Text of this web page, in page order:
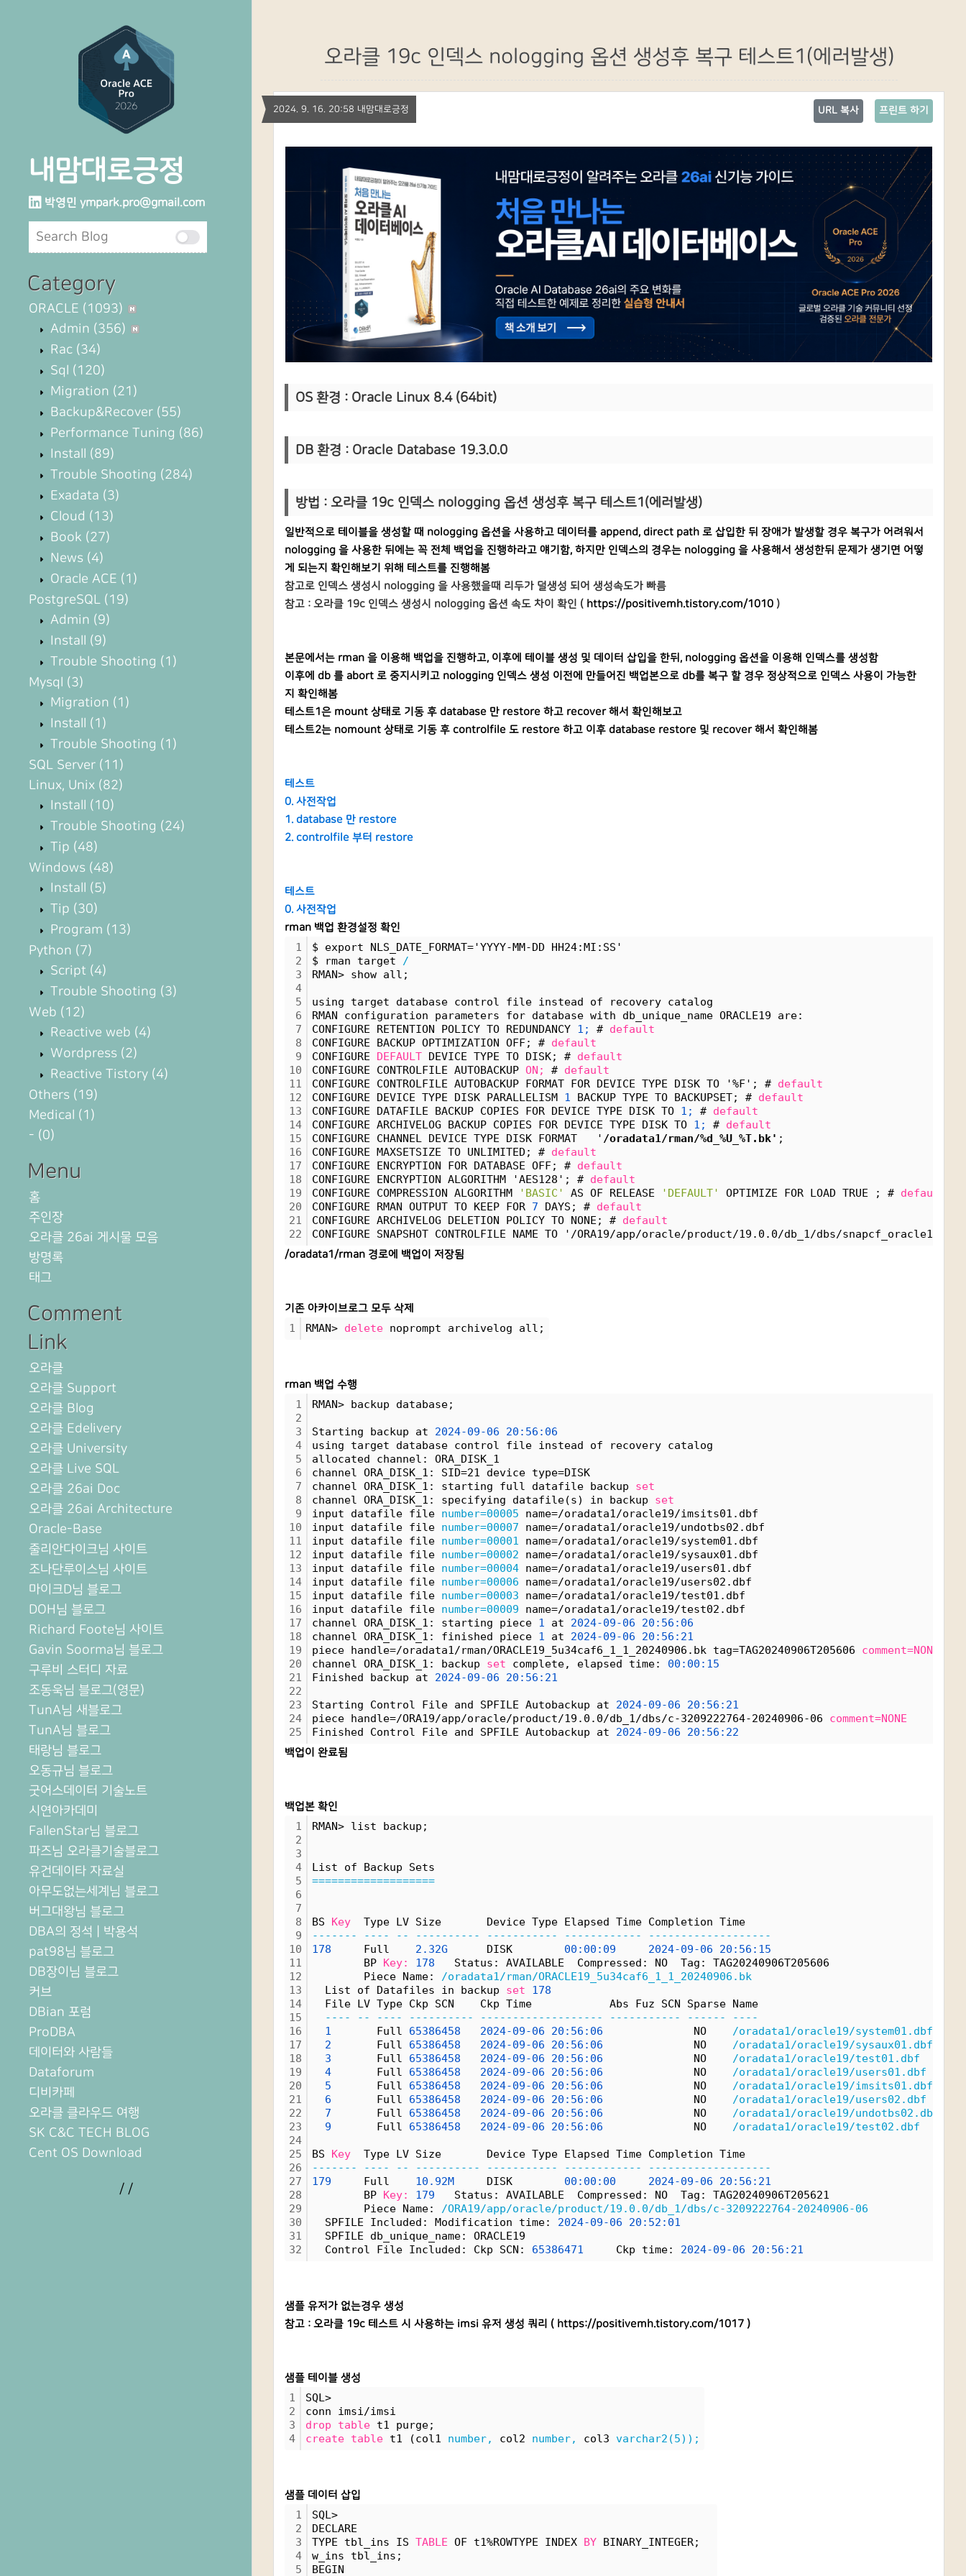
내맘대로긍정
박영민 ympark.pro@gmail.com
Category
ORACLE (1093)
Admin (356)
Rac (34)
Sql (120)
Migration (21)
Backup&Recover (55)
Performance Tuning (86)
Install (89)
Trouble Shooting (284)
Exadata (3)
Cloud (13)
Book (27)
News (4)
Oracle ACE (1)
PostgreSQL (19)
Admin (9)
Install (9)
Trouble Shooting (1)
Mysql (3)
Migration (1)
Install (1)
Trouble Shooting (1)
SQL Server (11)
Linux, Unix (82)
Install (10)
Trouble Shooting (24)
Tip (48)
Windows (48)
Install (5)
Tip (30)
Program (13)
Python (7)
Script (4)
Trouble Shooting (3)
Web (12)
Reactive web (4)
Wordpress (2)
Reactive Tistory (4)
Others (19)
Medical (1)
- (0)
Menu
홈
주인장
오라클 26ai 게시물 모음
방명록
태그
Comment
Link
오라클
오라클 Support
오라클 Blog
오라클 Edelivery
오라클 University
오라클 Live SQL
오라클 26ai Doc
오라클 26ai Architecture
Oracle-Base
줄리안다이크님 사이트
조나단루이스님 사이트
마이크D님 블로그
DOH님 블로그
Richard Foote님 사이트
Gavin Soorma님 블로그
구루비 스터디 자료
조동욱님 블로그(영문)
TunA님 새블로그
TunA님 블로그
태랑님 블로그
오동규님 블로그
굿어스데이터 기술노트
시연아카데미
FallenStar님 블로그
파즈님 오라클기술블로그
유건데이타 자료실
아무도없는세계님 블로그
버그대왕님 블로그
DBA의 정석 | 박용석
pat98님 블로그
DB장이님 블로그
커브
DBian 포럼
ProDBA
데이터와 사람들
Dataforum
디비카페
오라클 클라우드 여행
SK C&C TECH BLOG
Cent OS Download
/ /
오라클 19c 인덱스 nologging 옵션 생성후 복구 테스트1(에러발생)
2024. 9. 16. 20:58 내맘대로긍정 프린트 하기
URL 복사
OS 환경 : Oracle Linux 8.4 (64bit)
DB 환경 : Oracle Database 19.3.0.0
방법 : 오라클 19c 인덱스 nologging 옵션 생성후 복구 테스트1(에러발생)
일반적으로 테이블을 생성할 때 nologging 옵션을 사용하고 데이터를 append, direct path 로 삽입한 뒤 장애가 발생할 경우 복구가 어려워서
nologging 을 사용한 뒤에는 꼭 전체 백업을 진행하라고 얘기함, 하지만 인덱스의 경우는 nologging 을 사용해서 생성한뒤 문제가 생기면 어떻
게 되는지 확인해보기 위해 테스트를 진행해봄
참고로 인덱스 생성시 nologging 을 사용했을때 리두가 덜생성 되어 생성속도가 빠름
참고 : 오라클 19c 인덱스 생성시 nologging 옵션 속도 차이 확인 ( https://positivemh.tistory.com/1010 )
본문에서는 rman 을 이용해 백업을 진행하고, 이후에 테이블 생성 및 데이터 삽입을 한뒤, nologging 옵션을 이용해 인덱스를 생성함
이후에 db 를 abort 로 중지시키고 nologging 인덱스 생성 이전에 만들어진 백업본으로 db를 복구 할 경우 정상적으로 인덱스 사용이 가능한
지 확인해봄
테스트1은 mount 상태로 기동 후 database 만 restore 하고 recover 해서 확인해보고
테스트2는 nomount 상태로 기동 후 controlfile 도 restore 하고 이후 database restore 및 recover 해서 확인해봄
테스트
0. 사전작업
1. database 만 restore
2. controlfile 부터 restore
테스트
0. 사전작업
rman 백업 환경설정 확인
1
2
3
4
5
6
7
8
9
10
11
12
13
14
15
16
17
18
19
20
21
22
$ export NLS_DATE_FORMAT='YYYY-MM-DD HH24:MI:SS'
$ rman target /
RMAN> show all;
using target database control file instead of recovery catalog
RMAN configuration parameters for database with db_unique_name ORACLE19 are:
CONFIGURE RETENTION POLICY TO REDUNDANCY 1; # default
CONFIGURE BACKUP OPTIMIZATION OFF; # default
CONFIGURE DEFAULT DEVICE TYPE TO DISK; # default
CONFIGURE CONTROLFILE AUTOBACKUP ON; # default
CONFIGURE CONTROLFILE AUTOBACKUP FORMAT FOR DEVICE TYPE DISK TO '%F'; # default
CONFIGURE DEVICE TYPE DISK PARALLELISM 1 BACKUP TYPE TO BACKUPSET; # default
CONFIGURE DATAFILE BACKUP COPIES FOR DEVICE TYPE DISK TO 1; # default
CONFIGURE ARCHIVELOG BACKUP COPIES FOR DEVICE TYPE DISK TO 1; # default
CONFIGURE CHANNEL DEVICE TYPE DISK FORMAT   ' /oradata1/rman/%d_%U_%T.bk' ;
CONFIGURE MAXSETSIZE TO UNLIMITED; # default
CONFIGURE ENCRYPTION FOR DATABASE OFF; # default
CONFIGURE ENCRYPTION ALGORITHM 'AES128'; # default
CONFIGURE COMPRESSION ALGORITHM
'BASIC' AS OF RELEASE 'DEFAULT' OPTIMIZE FOR LOAD TRUE ; # default
CONFIGURE RMAN OUTPUT TO KEEP FOR 7 DAYS; # default
CONFIGURE ARCHIVELOG DELETION POLICY TO NONE; # default
CONFIGURE SNAPSHOT CONTROLFILE NAME TO '/ORA19/app/oracle/product/19.0.0/db_1/dbs/
/oradata1/rman 경로에 백업이 저장됨
기존 아카이브로그 모두 삭제
1 RMAN> delete noprompt archivelog all;
rman 백업 수행
1
2
3
4
5
6
7
8
9
10
11
12
13
14
15
16
17
18
19
20
21
22
23
24
25
RMAN> backup database;
Starting backup at 2024-09-06
20:56:06
using target database control file instead of recovery catalog
allocated channel: ORA_DISK_1
channel ORA_DISK_1: SID=21 device type=DISK
channel ORA_DISK_1: starting full datafile backup set
channel ORA_DISK_1: specifying datafile(s) in backup set
input datafile file number=00005 name=/oradata1/oracle19/imsits01.dbf
input datafile file number=00007 name=/oradata1/oracle19/undotbs02.dbf
input datafile file number=00001 name=/oradata1/oracle19/system01.dbf
input datafile file number=00002 name=/oradata1/oracle19/sysaux01.dbf
input datafile file number=00004 name=/oradata1/oracle19/users01.dbf
input datafile file number=00006 name=/oradata1/oracle19/users02.dbf
input datafile file number=00003 name=/oradata1/oracle19/test01.dbf
input datafile file number=00009 name=/oradata1/oracle19/test02.dbf
channel ORA_DISK_1: starting piece 1 at 2024-09-06
20:56:06
channel ORA_DISK_1: finished piece 1 at 2024-09-06
20:56:21
piece handle=/oradata1/rman/ORACLE19_5u34caf6_1_1_20240906.bk tag=TAG20240906T205606 comment=NONE
channel ORA_DISK_1: backup set complete, elapsed time: 00:00:15
Finished backup at 2024-09-06 20:56:21
Starting Control File and SPFILE Autobackup at 2024-09-06
20:56:21
piece handle=/ORA19/app/oracle/product/19.0.0/db_1/dbs/c-3209222764-20240906-06 comment=NONE
Finished Control File and SPFILE Autobackup at 2024-09-06 20:56:22
백업이 완료됨
백업본 확인
1
2
3
4
5
6
7
8
9
10
11
12
13
14
15
16
17
18
19
20
21
22
23
24
25
26
27
28
29
30
31
32
RMAN> list backup;
List of Backup Sets
===================
BS Key Type LV Size       Device Type Elapsed Time Completion Time
-------
---- -- ---------- ----------- ------------
-------------------
178 Full 2.32G DISK 00:00:09 2024-09-06
20:56:15
BP Key: 178 Status: AVAILABLE  Compressed: NO  Tag: TAG20240906T205606
Piece Name: /oradata1/rman/ORACLE19_5u34caf6_1_1_20240906.bk
List of Datafiles in backup set
178
File LV Type Ckp SCN    Ckp Time            Abs Fuz SCN Sparse Name
----
-- ---- ---------- ------------------- ----------- ------
----
1 Full 65386458 2024-09-06 20:56:06 NO /oradata1/oracle19/system01.dbf
2 Full 65386458 2024-09-06 20:56:06 NO /oradata1/oracle19/sysaux01.dbf
3 Full 65386458 2024-09-06 20:56:06 NO /oradata1/oracle19/test01.dbf
4 Full 65386458 2024-09-06 20:56:06 NO /oradata1/oracle19/users01.dbf
5 Full 65386458 2024-09-06 20:56:06 NO /oradata1/oracle19/imsits01.dbf
6 Full 65386458 2024-09-06 20:56:06 NO /oradata1/oracle19/users02.dbf
7 Full 65386458 2024-09-06 20:56:06 NO /oradata1/oracle19/undotbs02.dbf
9 Full 65386458 2024-09-06 20:56:06 NO /oradata1/oracle19/test02.dbf
BS Key Type LV Size       Device Type Elapsed Time Completion Time
-------
---- -- ---------- ----------- ------------
-------------------
179 Full 10.92M DISK 00:00:00 2024-09-06
20:56:21
BP Key: 179 Status: AVAILABLE  Compressed: NO  Tag: TAG20240906T205621
Piece Name: /ORA19/app/oracle/product/19.0.0/db_1/dbs/c-3209222764-20240906-06
SPFILE Included: Modification time: 2024-09-06
20:52:01
SPFILE db_unique_name: ORACLE19
Control File Included: Ckp SCN: 65386471 Ckp time: 2024-09-06 20:56:21
샘플 유저가 없는경우 생성
참고 : 오라클 19c 테스트 시 사용하는 imsi 유저 생성 쿼리 ( https://positivemh.tistory.com/1017 )
샘플 테이블 생성
1
2
3
4
SQL>
conn imsi/imsi
drop
table t1 purge;
create table t1 (col1 number, col2 number, col3 varchar2(5));
샘플 데이터 삽입
1
2
3
4
5
SQL>
DECLARE
TYPE tbl_ins IS TABLE OF t1%ROWTYPE INDEX BY BINARY_INTEGER;
w_ins tbl_ins;
BEGIN